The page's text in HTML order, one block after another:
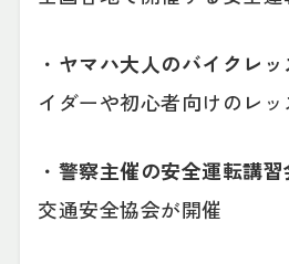
・ ヤマハ大人のバイクレッ
イダーや初心者向けのレッ
・ 警察主催の安全運転講習
交通安全協会が開催